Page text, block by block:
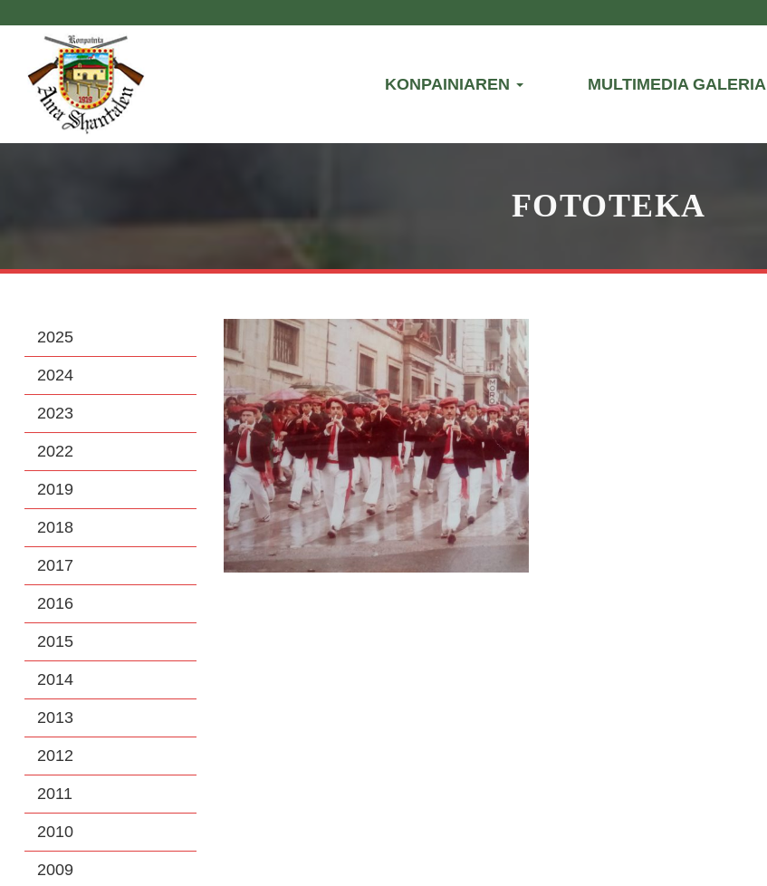
KONPAINIAREN MULTIMEDIA GALERIA
FOTOTEKA
2025
2024
2023
2022
2019
2018
2017
2016
2015
2014
2013
2012
2011
2010
2009